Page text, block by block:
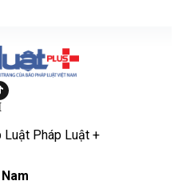
Luật Pháp Luật +